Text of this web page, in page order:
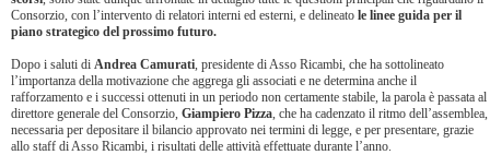
Consorzio, con l’intervento di relatori interni ed esterni, e delineato le linee guida per il
piano strategico del prossimo futuro.
Dopo i saluti di Andrea Camurati, presidente di Asso Ricambi, che ha sottolineato
l’importanza della motivazione che aggrega gli associati e ne determina anche il
rafforzamento e i successi ottenuti in un periodo non certamente stabile, la parola è passata al
direttore generale del Consorzio, Giampiero Pizza, che ha cadenzato il ritmo dell’assemblea,
necessaria per depositare il bilancio approvato nei termini di legge, e per presentare, grazie
allo staff di Asso Ricambi, i risultati delle attività effettuate durante l’anno.